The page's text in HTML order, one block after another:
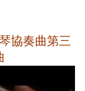
協奏曲第三